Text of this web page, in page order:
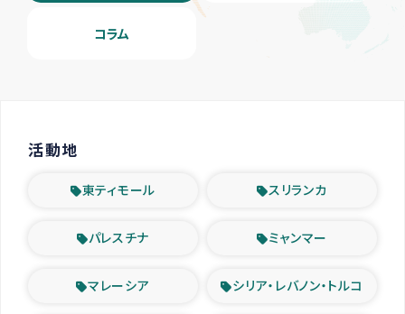
コラム
活動地
東ティモール スリランカ
パレスチナ ミャンマー
マレーシア シリア・レバノン・トルコ